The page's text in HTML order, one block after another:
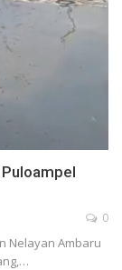
0
Nelayan Ambaru